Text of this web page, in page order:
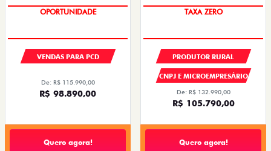
OPORTUNIDADE
VENDAS PARA PCD
De: R$ 115.990,00
R$ 98.890,00
Quero agora!
TAXA ZERO
PRODUTOR RURAL
CNPJ E MICROEMPRESÁRIO
De: R$ 132.990,00
R$ 105.790,00
Quero agora!